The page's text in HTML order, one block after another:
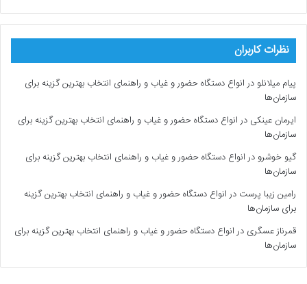
نظرات کاربران
پیام میلانلو درانواع دستگاه حضور و غیاب و راهنمای انتخاب بهترین گزینه برای
سازمان‌ها
ایرمان عینکی درانواع دستگاه حضور و غیاب و راهنمای انتخاب بهترین گزینه برای
سازمان‌ها
گیو خوشرو درانواع دستگاه حضور و غیاب و راهنمای انتخاب بهترین گزینه برای
سازمان‌ها
رامین زیبا پرست درانواع دستگاه حضور و غیاب و راهنمای انتخاب بهترین گزینه
برای سازمان‌ها
قمرناز عسگری درانواع دستگاه حضور و غیاب و راهنمای انتخاب بهترین گزینه برای
سازمان‌ها